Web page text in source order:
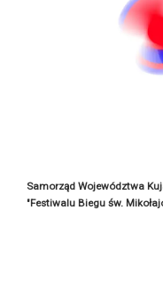
Samorząd Województwa
"Festiwalu Biegu św.